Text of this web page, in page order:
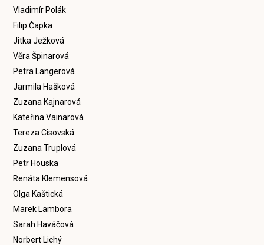
Vladimír Polák
Filip Čapka
Jitka Ježková
Věra Špinarová
Petra Langerová
Jarmila Hašková
Zuzana Kajnarová
Kateřina Vainarová
Tereza Cisovská
Zuzana Truplová
Petr Houska
Renáta Klemensová
Olga Kaštická
Marek Lambora
Sarah Haváčová
Norbert Lichý